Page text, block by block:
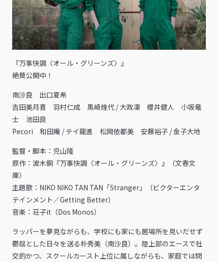
『万事快調〈オール・グリーンズ〉』
絶賛公開中！
南沙良 出口夏希
吉田美月喜 羽村仁成 黒崎煌代 / 大政凜 櫻井健人 小坂竜
士 池田良
Pecori 和田庵 / テイ龍進 松岡依都美 安藤裕子 / 金子大地
監督・脚本：児山隆
原作：波木銅『万事快調〈オール・グリーンズ〉』（文春文
庫）
主題歌：NIKO NIKO TAN TAN「Stranger」（ビクターエンタ
テインメント／Getting Better）
音楽：荘子it（Dos Monos）
ラッパーを夢見ながらも、学校にも家にも居場所を見いだせず
鬱屈とした日々を送る朴秀美（南沙良）。陸上部のエースで社
交的かつ、スクールカースト上位に属しながらも、家庭では問